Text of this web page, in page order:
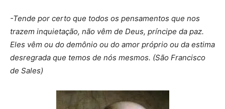
-Tende por certo que todos os pensamentos que nos
trazem inquietação, não vêm de Deus, príncipe da paz.
Eles vêm ou do demônio ou do amor próprio ou da estima
desregrada que temos de nós mesmos. (São Francisco
de Sales)